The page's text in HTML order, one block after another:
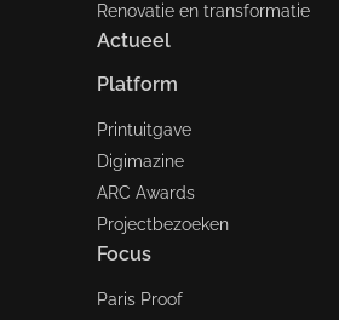
Renovatie en transformatie
Actueel
Platform
Printuitgave
Digimazine
ARC Awards
Projectbezoeken
Focus
Paris Proof